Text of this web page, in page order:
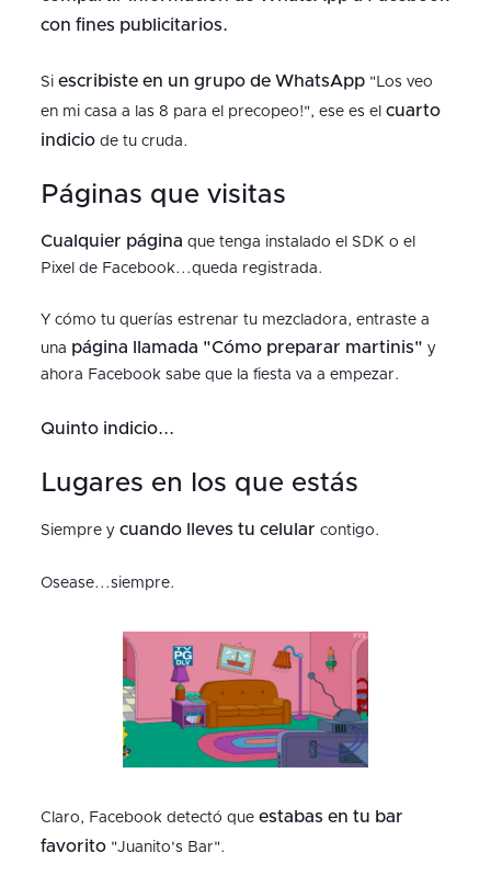
con fines publicitarios.
Si escribiste en un grupo de WhatsApp"Los veo
en mi casa a las 8 para el precopeo!", ese es el cuarto
indiciode tu cruda.
Páginas que visitas
Cualquier página que tenga instalado el SDK o el
Pixel de Facebook...queda registrada.
Y cómo tu querías estrenar tu mezcladora, entraste a
una página llamada "Cómo preparar martinis" y
ahora Facebook sabe que la fiesta va a empezar.
Quinto indicio...
Lugares en los que estás
Siempre y cuando lleves tu celular contigo.
Osease...siempre.
Claro, Facebook detectó que estabas en tu bar
favorito"Juanito's Bar".